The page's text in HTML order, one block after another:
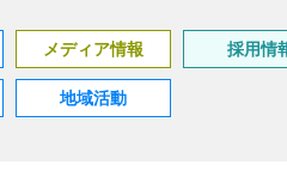
メディア情報 採用情
地域活動